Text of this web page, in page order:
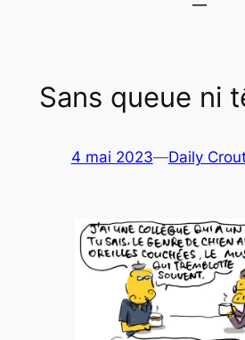
Sans queue ni
4 mai 2023—Daily